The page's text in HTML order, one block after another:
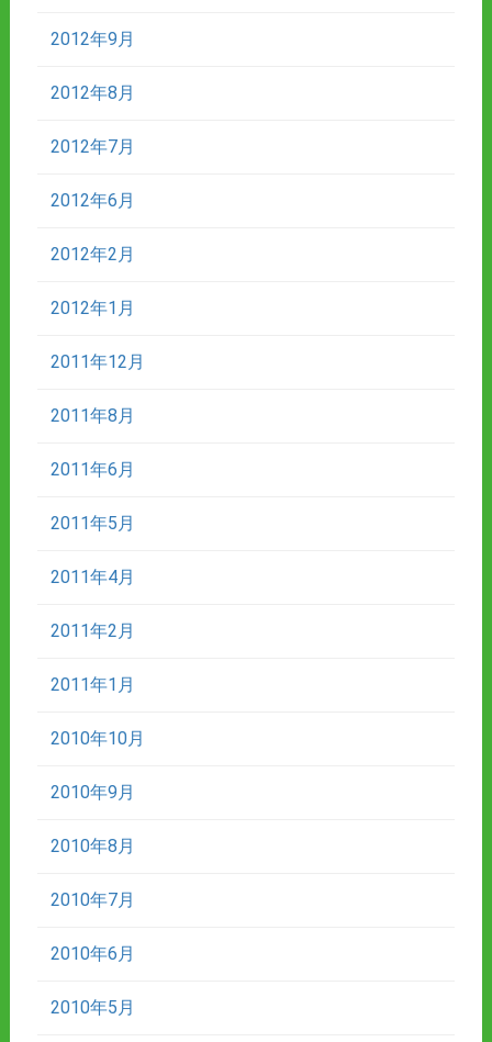
2012年9月
2012年8月
2012年7月
2012年6月
2012年2月
2012年1月
2011年12月
2011年8月
2011年6月
2011年5月
2011年4月
2011年2月
2011年1月
2010年10月
2010年9月
2010年8月
2010年7月
2010年6月
2010年5月